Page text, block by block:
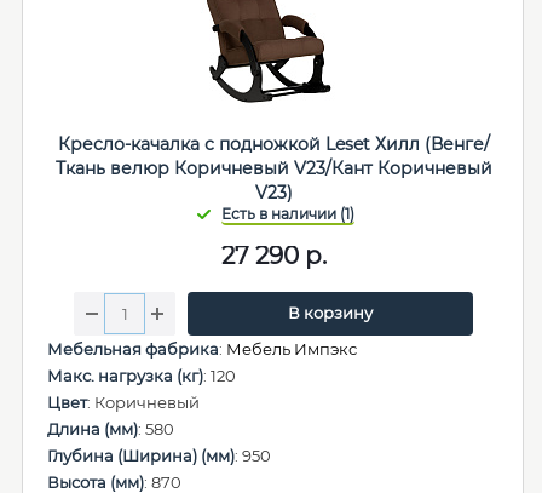
Кресло-качалка с подножкой Leset Хилл (Венге/
Ткань велюр Коричневый V23/Кант Коричневый
V23)
27 290р.
В корзину
Мебельная фабрика: Мебель Импэкс
Макс. нагрузка (кг): 120
Цвет: Коричневый
Длина (мм): 580
Глубина (Ширина) (мм): 950
Высота (мм): 870